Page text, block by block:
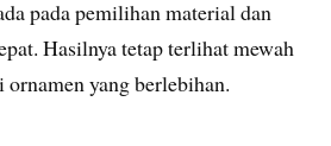
pada pemilihan material dan
Hasilnya tetap terlihat mewah
ornamen yang berlebihan.